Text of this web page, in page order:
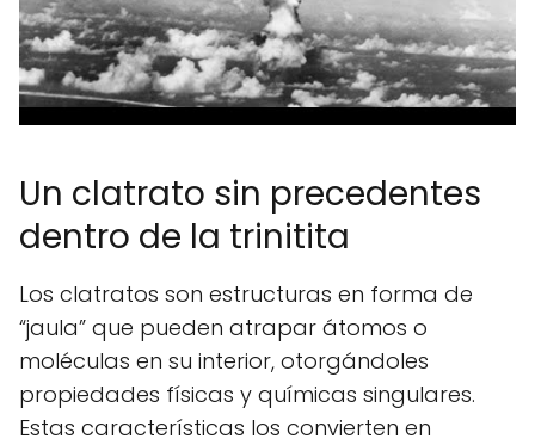
Un clatrato sin precedentes
dentro de la trinitita
Los clatratos son estructuras en forma de
“jaula” que pueden atrapar átomos o
moléculas en su interior, otorgándoles
propiedades físicas y químicas singulares.
Estas características los convierten en